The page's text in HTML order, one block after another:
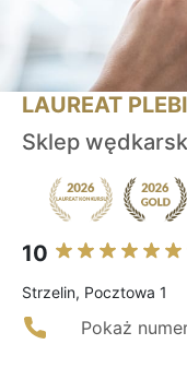
LAUREAT
Sklep
10
Strzelin, Pocztowa 1
Pokaż